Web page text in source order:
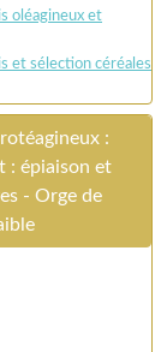
oléagineux et
et sélection céréales
:
: épiaison et
- Orge de